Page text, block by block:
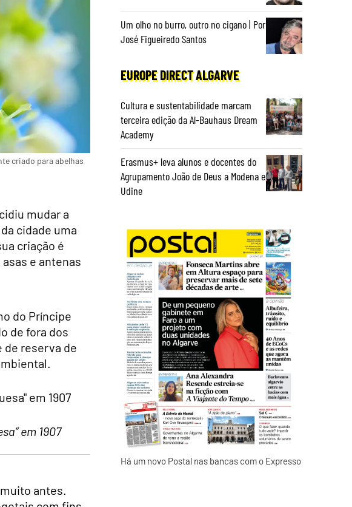
criado para abelhas
mudar a
cidade uma
criação é
e antenas
do Príncipe
de fora dos
de reserva de
em 1907
antes.
Um olho no burro, outro no cigano | Por
José Figueiredo Santos
EUROPE DIRECT ALGARVE
Cultura e sustentabilidade marcam
terceira edição da Al-Bauhaus Dream
Academy
Erasmus+ leva alunos e docentes do
Agrupamento João de Deus a Modena e
Udine
Há um novo Postal nas bancas com o Expresso